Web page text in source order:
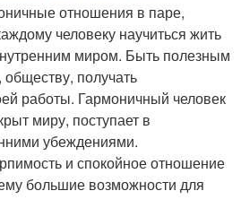
отношения в паре,
человеку научиться жить
миром. Быть полезным
получать
работы. Гармоничный человек
миру, поступает в
убеждениями.
и спокойное отношение
большие возможности для